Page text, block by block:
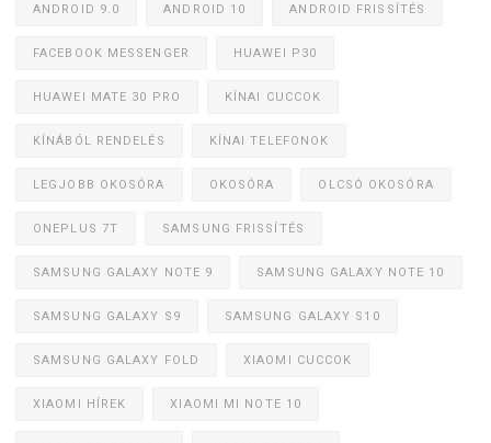
ANDROID 9.0 ANDROID 10 ANDROID FRISSÍTÉS
FACEBOOK MESSENGER HUAWEI P30
HUAWEI MATE 30 PRO KÍNAI CUCCOK
KÍNÁBÓL RENDELÉS KÍNAI TELEFONOK
LEGJOBB OKOSÓRA OKOSÓRA OLCSÓ OKOSÓRA
ONEPLUS 7T SAMSUNG FRISSÍTÉS
SAMSUNG GALAXY NOTE 9 SAMSUNG GALAXY NOTE 10
SAMSUNG GALAXY S9 SAMSUNG GALAXY S10
SAMSUNG GALAXY FOLD XIAOMI CUCCOK
XIAOMI HÍREK XIAOMI MI NOTE 10